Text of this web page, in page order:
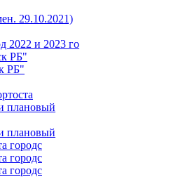
29.10.2021)
2022 и 2023 го
РБ"
РБ"
плановый
плановый
городс
городс
городс